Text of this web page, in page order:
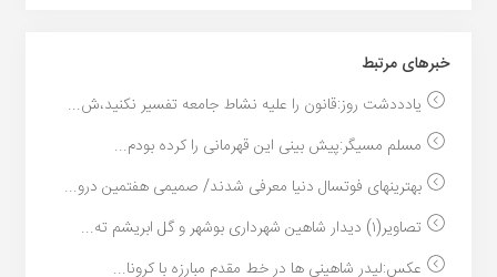
خبر‌های مرتبط
یادددشت روز:قانون را علیه نشاط جامعه تفسیر نکنید،ش...
مسلم مسیگر:پیش بینی این قهرمانی را کرده بودم...
بهترینهای فوتسال دنیا معرفی شدند/ صمیمی هفتمین درو...
تصاویر(١) دیدار شاهین شهردارى بوشهر و گل ابریشم ته...
عکس:لیدر شاهینی ها در خط مقدم مبارزه با کرونا...